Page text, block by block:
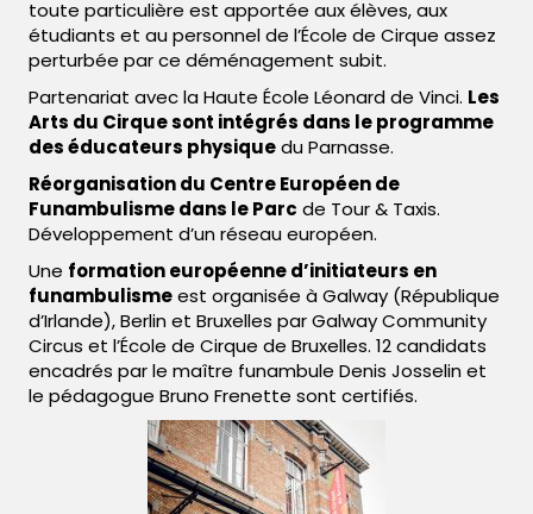
toute particulière est apportée aux élèves, aux
étudiants et au personnel de l’École de Cirque assez
perturbée par ce déménagement subit.
Partenariat avec la Haute École Léonard de Vinci. Les
Arts du Cirque sont intégrés dans le programme
des éducateurs physiquedu Parnasse.
Réorganisation du Centre Européen de
Funambulisme dans le Parc de Tour & Taxis.
Développement d’un réseau européen.
Une formation européenne d’initiateurs en
funambulismeest organisée à Galway (République
d’Irlande), Berlin et Bruxelles par Galway Community
Circus et l’École de Cirque de Bruxelles. 12 candidats
encadrés par le maître funambule Denis Josselin et
le pédagogue Bruno Frenette sont certifiés.